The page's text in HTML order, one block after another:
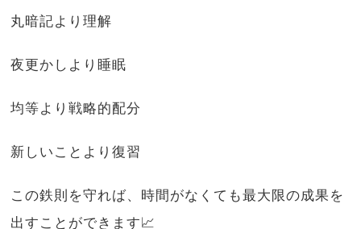
丸暗記より理解
夜更かしより睡眠
均等より戦略的配分
新しいことより復習
この鉄則を守れば、時間がなくても最大限の成果を
出すことができます📈